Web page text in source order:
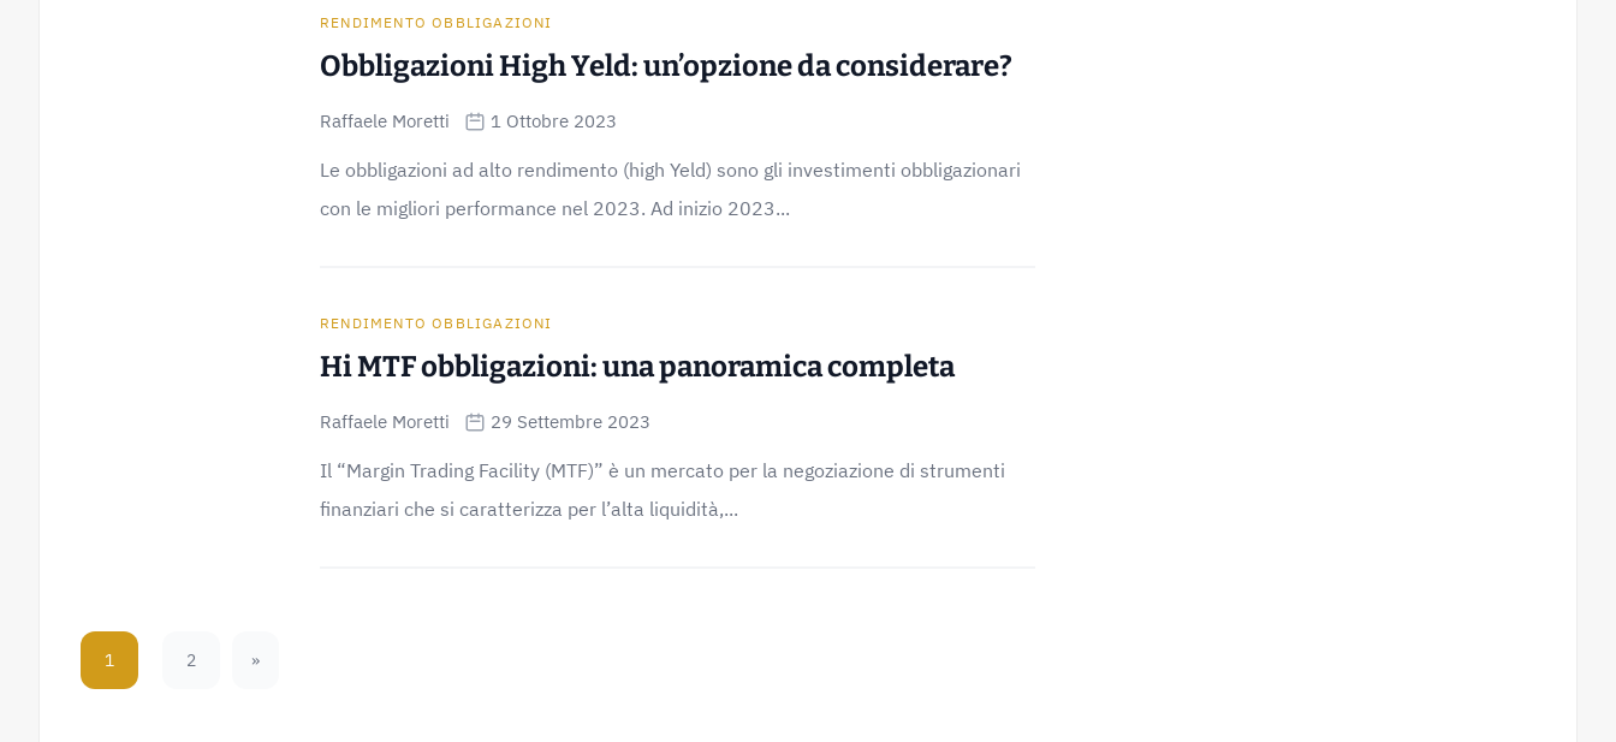
RENDIMENTO OBBLIGAZIONI
Obbligazioni High Yeld: un’opzione da considerare?
Raffaele Moretti 1 Ottobre 2023
Le obbligazioni ad alto rendimento (high Yeld) sono gli investimenti obbligazionari
con le migliori performance nel 2023. Ad inizio 2023...
RENDIMENTO OBBLIGAZIONI
Hi MTF obbligazioni: una panoramica completa
Raffaele Moretti 29 Settembre 2023
Il “Margin Trading Facility (MTF)” è un mercato per la negoziazione di strumenti
finanziari che si caratterizza per l’alta liquidità,...
1 2 Next Page
»